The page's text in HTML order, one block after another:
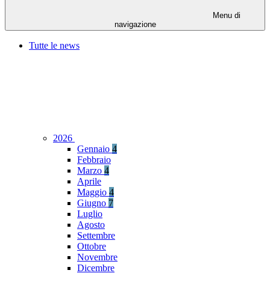
Menu di
navigazione
Tutte le news
2026
Gennaio 4
Febbraio
Marzo 4
Aprile
Maggio 4
Giugno 7
Luglio
Agosto
Settembre
Ottobre
Novembre
Dicembre